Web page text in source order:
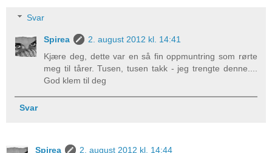
Svar
Spirea
2. august 2012 kl. 14:41
Kjære deg, dette var en så fin oppmuntring som rørte
meg til tårer. Tusen, tusen takk - jeg trengte denne....
God klem til deg
Svar
Spirea
2. august 2012 kl. 14:44